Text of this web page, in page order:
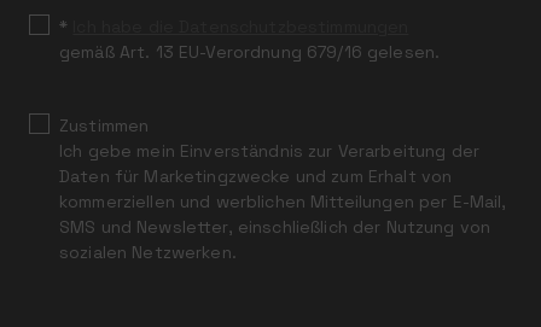
*
gemäß Art. 13 EU-Verordnung 679/16 gelesen.
Zustimmen
Ich gebe mein Einverständnis zur Verarbeitung der
Daten für Marketingzwecke und zum Erhalt von
kommerziellen und werblichen Mitteilungen per E-Mail,
SMS und Newsletter, einschließlich der Nutzung von
sozialen Netzwerken.